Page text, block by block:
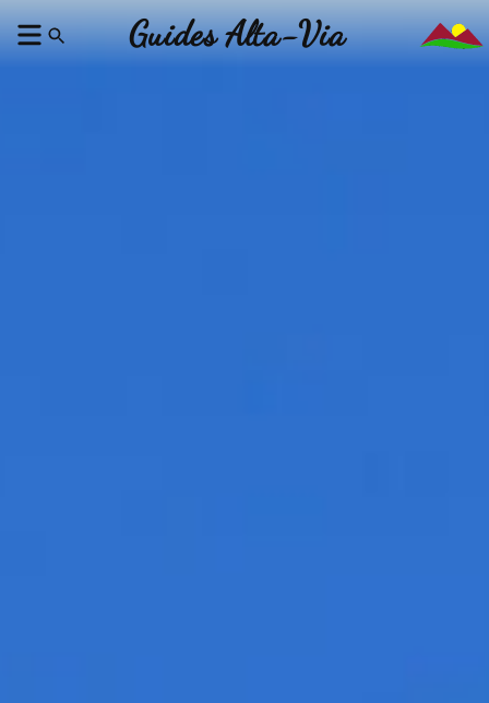
Guides Alta-Via